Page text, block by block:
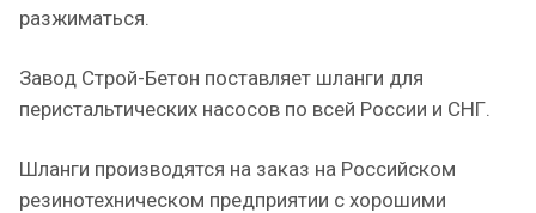
разжиматься.
Завод Строй-Бетон поставляет шланги для
перистальтических насосов по всей России и СНГ.
Шланги производятся на заказ на Российском
резинотехническом предприятии с хорошими